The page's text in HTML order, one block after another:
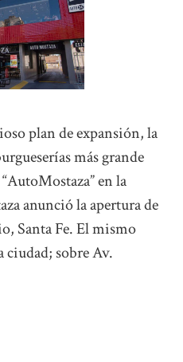
plan de expansión, la
más grande
en la
anunció la apertura de
Santa Fe. El mismo
ciudad; sobre Av.